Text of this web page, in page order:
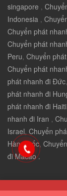
singapore ,
Indonesia ,
Chuyển phát
Chuyển phát
Peru, Chuyển
Chuyển phát
phát nhanh đi Đức,
phát nhanh đi
phát nhanh đi Haiti
nhanh đi Iran ,
Israel, Chuyển
Hàn Quốc,
đi Macao .